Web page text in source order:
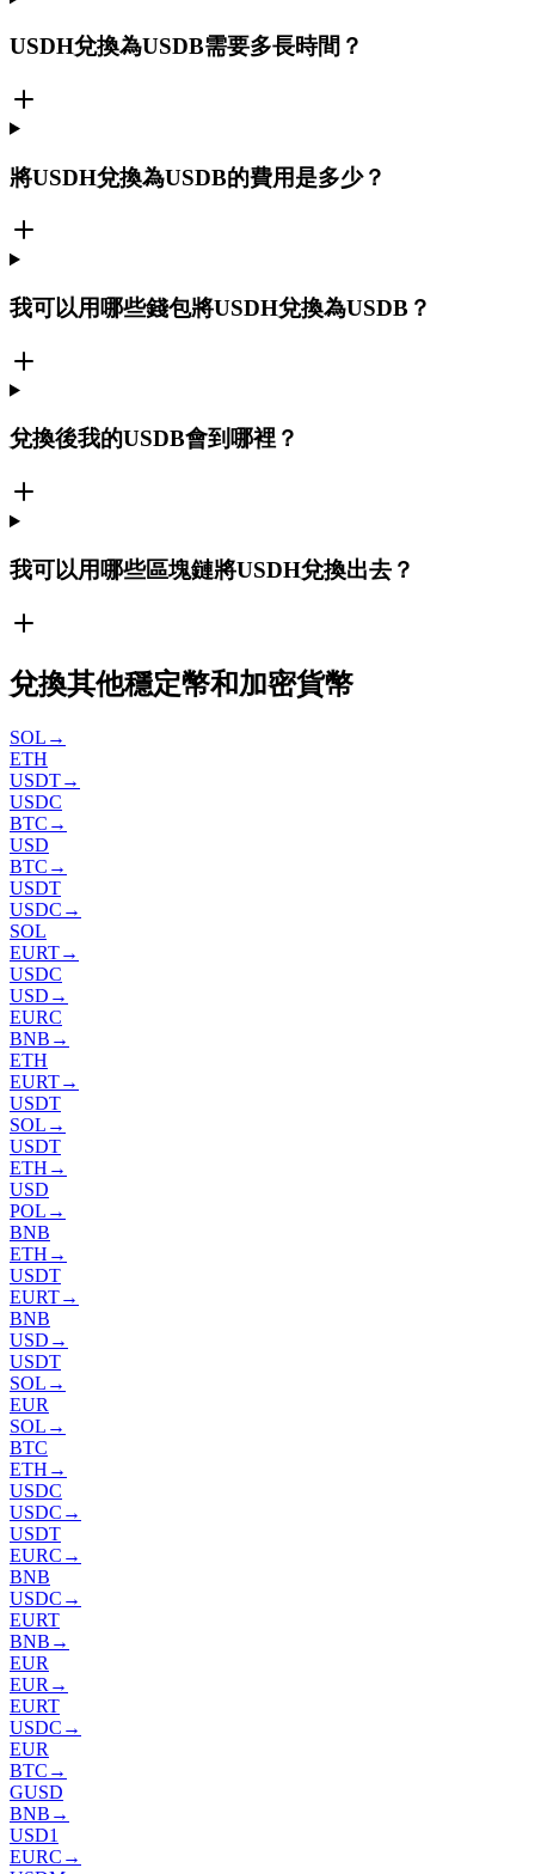
USDH兌換為USDB需要多長時間？
將USDH兌換為USDB的費用是多少？
我可以用哪些錢包將USDH兌換為USDB？
兌換後我的USDB會到哪裡？
我可以用哪些區塊鏈將USDH兌換出去？
兌換其他穩定幣和加密貨幣
SOL →
ETH
USDT→
USDC
BTC →
USD
BTC →
USDT
USDC →
SOL
EURT→
USDC
USD →
EURC
BNB →
ETH
EURT→
USDT
SOL →
USDT
ETH →
USD
POL →
BNB
ETH →
USDT
EURT→
BNB
USD →
USDT
SOL →
EUR
SOL →
BTC
ETH →
USDC
USDC →
USDT
EURC →
BNB
USDC →
EURT
BNB →
EUR
EUR →
EURT
USDC →
EUR
BTC →
GUSD
BNB →
USD1
EURC →